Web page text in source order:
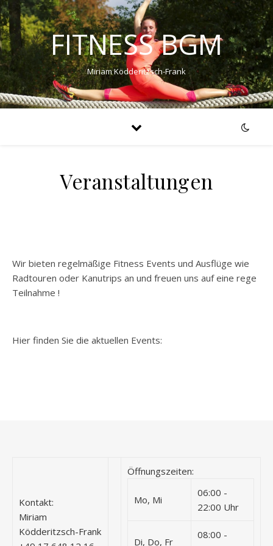
FITNESS BGM
Miriam Ködderitzsch-Frank
Veranstaltungen
Wir bieten regelmäßige Fitness Events und Ausflüge wie
Radtouren oder Kanutrips an und freuen uns auf eine rege
Teilnahme !
Hier finden Sie die aktuellen Events:
Kontakt:
Miriam
Ködderitzsch-Frank
Öffnungszeiten:
Mo, Mi
06:00 -
22:00 Uhr
Di, Do, Fr
08:00 -